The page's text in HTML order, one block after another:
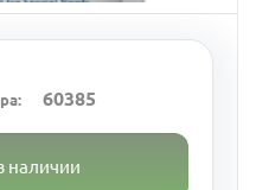
60385
наличии